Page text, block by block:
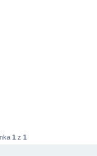
1 z 1